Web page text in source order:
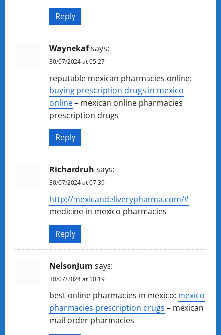
Reply
Waynekafsays:
30/07/2024 at 05:27
reputable mexican pharmacies online:
buying prescription drugs in mexico
online– mexican online pharmacies
prescription drugs
Reply
Richardruh says:
30/07/2024 at 07:39
http://mexicandeliverypharma.com/#
medicine in mexico pharmacies
Reply
NelsonJum says:
30/07/2024 at 10:19
best online pharmacies in mexico: mexico
pharmacies prescription drugs – mexican
mail order pharmacies